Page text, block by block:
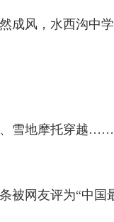
风，水西沟中学
地摩托穿越………
网友评为“中国